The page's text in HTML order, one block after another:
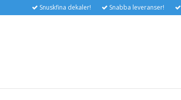
Snuskfina dekaler! Snabba leveranser!